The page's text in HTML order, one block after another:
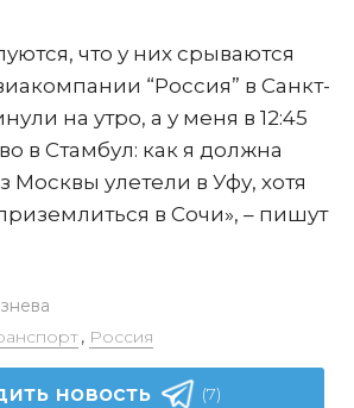
что у них срываются
“Россия” в Санкт-
на утро, а у меня в 12:45
в Стамбул: как я должна
Москвы улетели в Уфу, хотя
в Сочи», – пишут
, Россия
новость (7)